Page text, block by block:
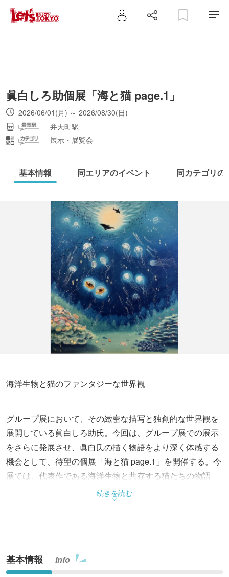
眞白しろ助個展「海と猫 page.1」
2026/06/01(月) ～ 2026/08/30(日)
弁天町駅
展示・展覧会
基本情報 同エリアのイベント 同カテゴリの
海洋生物と猫のファンタジーな世界観
グループ展において、その緻密な描写と独創的な世界観を
展開している眞白しろ助氏。今回は、グループ展での展示
をさらに発展させ、眞白氏の描く物語をより深く体感する
機会として、待望の個展「海と猫 page.1」を開催する。今
展では、代表作である海洋生物と共存する猫たちの物語
『クロとチャーリー』シリーズより、最新作を含む約10点
を展示。入場は無料で、だれでも自由に観覧できる。
続きを読む
基本情報 Info